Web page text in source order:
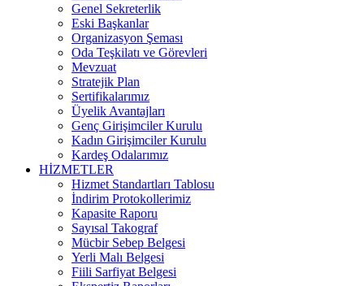
Genel Sekreterlik
Eski Başkanlar
Organizasyon Şeması
Oda Teşkilatı ve Görevleri
Mevzuat
Stratejik Plan
Sertifikalarımız
Üyelik Avantajları
Genç Girişimciler Kurulu
Kadın Girişimciler Kurulu
Kardeş Odalarımız
HİZMETLER
Hizmet Standartları Tablosu
İndirim Protokollerimiz
Kapasite Raporu
Sayısal Takograf
Mücbir Sebep Belgesi
Yerli Malı Belgesi
Fiili Sarfiyat Belgesi